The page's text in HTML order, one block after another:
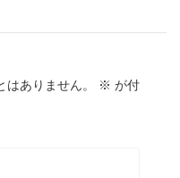
ありません。 ※ が付